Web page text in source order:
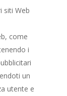
siti Web
come
i
un
utente e